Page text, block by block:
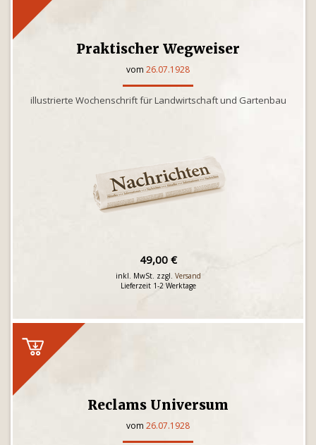
Praktischer Wegweiser
vom 26.07.1928
illustrierte Wochenschrift für Landwirtschaft und Gartenbau
49,00 €
inkl. MwSt. zzgl. Versand
Lieferzeit 1-2 Werktage
Reclams Universum
vom 26.07.1928